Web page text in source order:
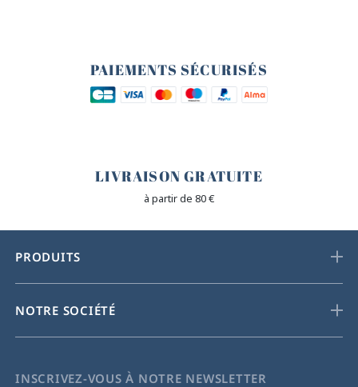
PAIEMENTS SÉCURISÉS
LIVRAISON GRATUITE
à partir de 80 €
PRODUITS
NOTRE SOCIÉTÉ
INSCRIVEZ-VOUS À NOTRE NEWSLETTER